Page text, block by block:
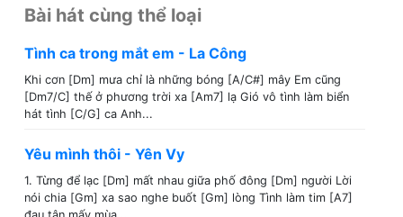
Bài hát cùng thể loại
Tình ca trong mắt em - La Công
Khi cơn [Dm] mưa chỉ là những bóng [A/C#] mây Em cũng
[Dm7/C] thế ở phương trời xa [Am7] lạ Gió vô tình làm biển
hát tình [C/G] ca Anh...
Yêu mình thôi - Yên Vy
1. Từng để lạc [Dm] mất nhau giữa phố đông [Dm] người Lời
nói chia [Gm] xa sao nghe buốt [Gm] lòng Tình làm tim [A7]